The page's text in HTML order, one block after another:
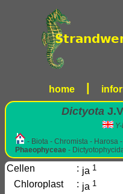
home
Dictyota
- Biota - Chromista - Harosa
Phaeophyceae -
Cellen : ja 1
Chloroplast : ja 1